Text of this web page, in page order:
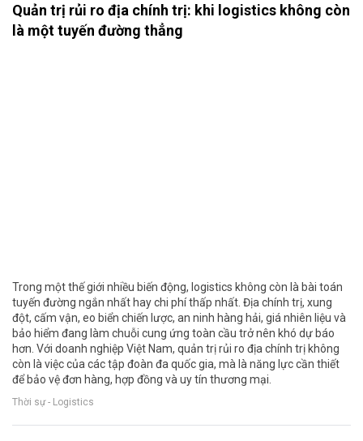
Quản trị rủi ro địa chính trị: khi logistics không còn
là một tuyến đường thẳng
Trong một thế giới nhiều biến động, logistics không còn là bài toán
tuyến đường ngắn nhất hay chi phí thấp nhất. Địa chính trị, xung
đột, cấm vận, eo biển chiến lược, an ninh hàng hải, giá nhiên liệu và
bảo hiểm đang làm chuỗi cung ứng toàn cầu trở nên khó dự báo
hơn. Với doanh nghiệp Việt Nam, quản trị rủi ro địa chính trị không
còn là việc của các tập đoàn đa quốc gia, mà là năng lực cần thiết
để bảo vệ đơn hàng, hợp đồng và uy tín thương mại.
Thời sự - Logistics